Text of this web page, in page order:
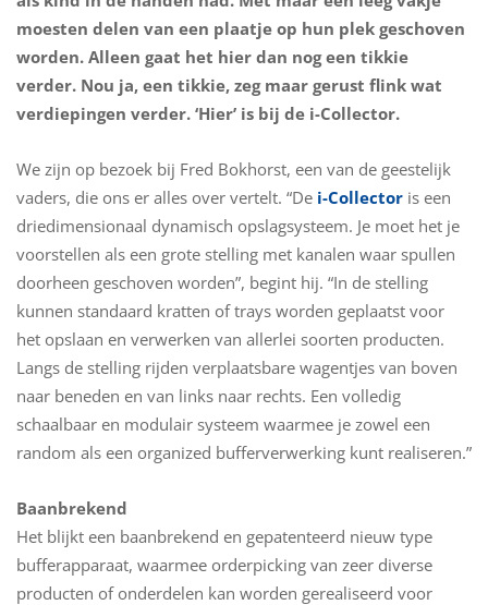
moesten delen van een plaatje op hun plek geschoven
worden. Alleen gaat het hier dan nog een tikkie
verder. Nou ja, een tikkie, zeg maar gerust flink wat
verdiepingen verder. ‘Hier’ is bij de i-Collector.
We zijn op bezoek bij Fred Bokhorst, een van de geestelijk
vaders, die ons er alles over vertelt. “De i-Collector is een
driedimensionaal dynamisch opslagsysteem. Je moet het je
voorstellen als een grote stelling met kanalen waar spullen
doorheen geschoven worden”, begint hij. “In de stelling
kunnen standaard kratten of trays worden geplaatst voor
het opslaan en verwerken van allerlei soorten producten.
Langs de stelling rijden verplaatsbare wagentjes van boven
naar beneden en van links naar rechts. Een volledig
schaalbaar en modulair systeem waarmee je zowel een
random als een organized bufferverwerking kunt realiseren.”
Baanbrekend
Het blijkt een baanbrekend en gepatenteerd nieuw type
bufferapparaat, waarmee orderpicking van zeer diverse
producten of onderdelen kan worden gerealiseerd voor